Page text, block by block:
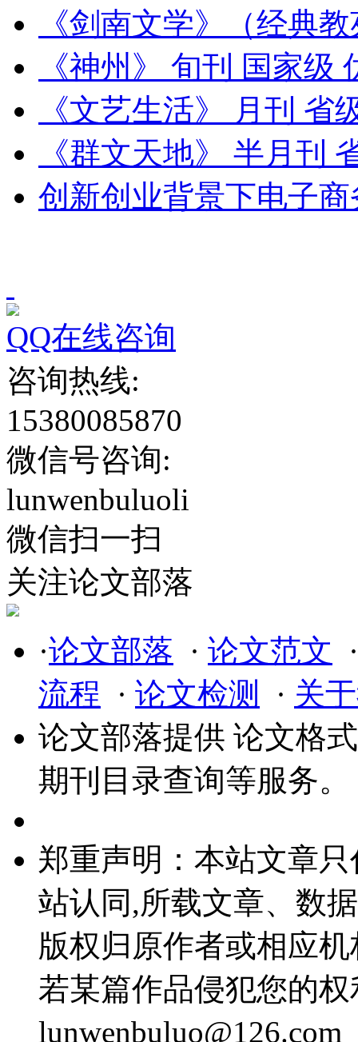
《剑南文学》（经典
《神州》 旬刊 国家级
《文艺生活》 月刊 省
《群文天地》 半月刊
创新创业背景下电子
QQ在线咨询
咨询热线:
15380085870
微信号咨询:
lunwenbuluoli
微信扫一扫
关注论文部落
·论文部落 · 论文范文
流程 · 论文检测 · 关
论文部落提供 论文格
期刊目录查询等服务。
郑重声明：本站文章
站认同,所载文章、数
版权归原作者或相应
若某篇作品侵犯您的